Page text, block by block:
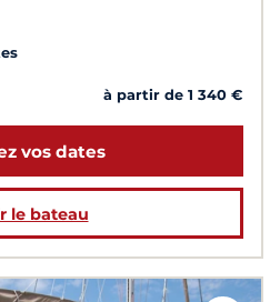
à partir de 1 340 €
vos dates
le bateau